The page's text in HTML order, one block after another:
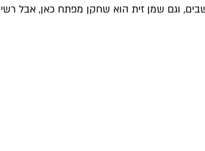
וגם שמן זית הוא שחקן מפתח כאן, אבל